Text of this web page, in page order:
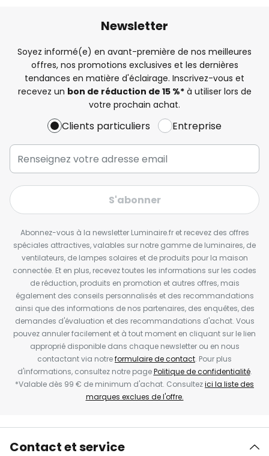
Newsletter
Soyez informé(e) en avant-première de nos meilleures
offres, nos promotions exclusives et les dernières
tendances en matière d'éclairage. Inscrivez-vous et
recevez un bon de réduction de 15 %*à utiliser lors de
votre prochain achat.
Clients particuliers Entreprise
S'abonner
Abonnez-vous à la newsletter Luminaire.fr et recevez des offres
spéciales attractives, valables sur notre gamme de luminaires, de
ventilateurs, de lampes solaires et de produits pour la maison
connectée. Et en plus, recevez toutes les informations sur les codes
de réduction, produits en promotion et autres offres, mais
également des conseils personnalisés et des recommandations
ainsi que des informations de nos partenaires, des enquêtes, des
demandes d'évaluation et des recommandations d'achat. Vous
pouvez annuler facilement et à tout moment en cliquant sur le lien
approprié disponible dans chaque newsletter ou en nous
contactant via notreformulaire de contact. Pour plus
d'informations, consultez notre pagePolitique de confidentialité.
*Valable dès 99 € de minimum d'achat. Consultezici la liste des
marques exclues de l'offre.
Contact et service